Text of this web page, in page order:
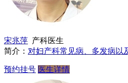
宋兆萍 产科医生
简介： 对妇产科常见病、多发病以
预约挂号 医生详情